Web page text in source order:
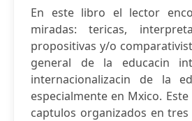
En este libro el lector
miradas: tericas,
propositivas y/o
general de la educacin
internacionalizacin de la
especialmente en Mxico.
captulos organizados en